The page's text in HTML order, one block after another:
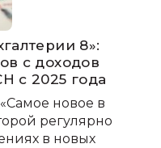
8»:
с доходов
с 2025 года
новое в
регулярно
в новых